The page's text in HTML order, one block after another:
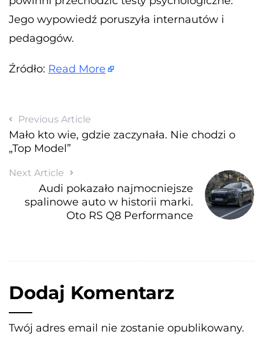
Jego wypowiedź poruszyła internautów i
pedagogów.
Źródło: Read More
Previous Article
Mało kto wie, gdzie zaczynała. Nie chodzi o
„Top Model”
Next Article
Audi pokazało najmocniejsze
spalinowe auto w historii marki.
Oto RS Q8 Performance
Dodaj Komentarz
Twój adres email nie zostanie opublikowany.